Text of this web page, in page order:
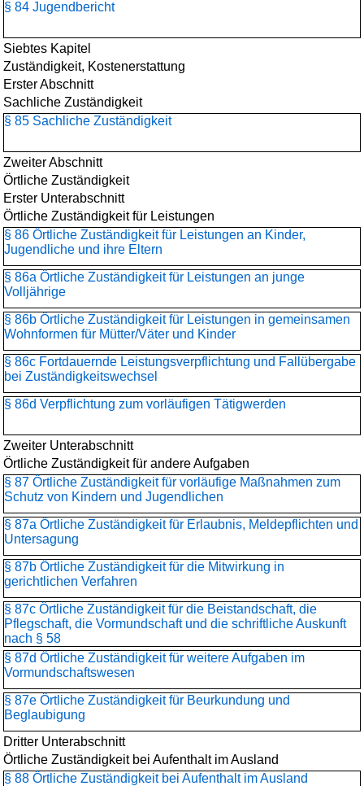
§ 84 Jugendbericht
Siebtes Kapitel
Zuständigkeit, Kostenerstattung
Erster Abschnitt
Sachliche Zuständigkeit
§ 85 Sachliche Zuständigkeit
Zweiter Abschnitt
Örtliche Zuständigkeit
Erster Unterabschnitt
Örtliche Zuständigkeit für Leistungen
§ 86 Örtliche Zuständigkeit für Leistungen an Kinder,
Jugendliche und ihre Eltern
§ 86a Örtliche Zuständigkeit für Leistungen an junge
Volljährige
§ 86b Örtliche Zuständigkeit für Leistungen in gemeinsamen
Wohnformen für Mütter/Väter und Kinder
§ 86c Fortdauernde Leistungsverpflichtung und Fallübergabe
bei Zuständigkeitswechsel
§ 86d Verpflichtung zum vorläufigen Tätigwerden
Zweiter Unterabschnitt
Örtliche Zuständigkeit für andere Aufgaben
§ 87 Örtliche Zuständigkeit für vorläufige Maßnahmen zum
Schutz von Kindern und Jugendlichen
§ 87a Örtliche Zuständigkeit für Erlaubnis, Meldepflichten und
Untersagung
§ 87b Örtliche Zuständigkeit für die Mitwirkung in
gerichtlichen Verfahren
§ 87c Örtliche Zuständigkeit für die Beistandschaft, die
Pflegschaft, die Vormundschaft und die schriftliche Auskunft
nach § 58
§ 87d Örtliche Zuständigkeit für weitere Aufgaben im
Vormundschaftswesen
§ 87e Örtliche Zuständigkeit für Beurkundung und
Beglaubigung
Dritter Unterabschnitt
Örtliche Zuständigkeit bei Aufenthalt im Ausland
§ 88 Örtliche Zuständigkeit bei Aufenthalt im Ausland